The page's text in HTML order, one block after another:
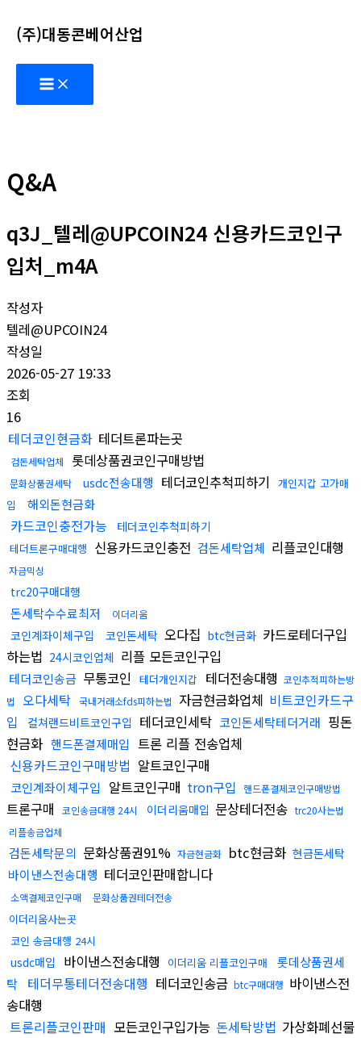
텐
츠
건
기
(주)대동콘베어산업
Main
Menu
Q&A
q3J_텔레@UPCOIN24 신용카드코인구
입처_m4A
작성자
텔레@UPCOIN24
작성일
2026-05-27 19:33
조회
16
테더코인현금화 테더트론파는곳
검돈세탁업체 롯데상품권코인구매방법
문화상품권세탁 usdc전송대행 테더코인추척피하기
개인지갑 고가매
입
해외돈현금화
카드코인충전가능 테더코인추척피하기
테더트론구매대행 신용카드코인충전 검돈세탁업체 리플코인대행
자금믹싱
trc20구매대행
돈세탁수수료최저 이더리움
코인계좌이체구입 코인돈세탁 오다집 btc현금화 카드로테더구입
하는법 24시코인업체 리플 모든코인구입
테더코인송금 무통코인 테더개인지갑 테더전송대행 코인추적피하는방
법
오다세탁 국내거래소fds피하는법 자금현금화업체 비트코인카드구
입
컬쳐랜드비트코인구입 테더코인세탁 코인돈세탁테더거래 핑돈
현금화 핸드폰결제매입 트론 리플 전송업체
신용카드코인구매방법 알트코인구매
코인계좌이체구입 알트코인구매 tron구입 핸드폰결제코인구매방법
트론구매 코인송금대행 24시 이더리움매입 문상테더전송 trc20사는법
리플송금업체
검돈세탁문의 문화상품권91% 자금현금화 btc현금화 현금돈세탁
바이낸스전송대행 테더코인판매합니다
소액결제코인구매 문화상품권테더전송
이더리움사는곳
코인 송금대행 24시
usdc매입 바이낸스전송대행 이더리움 리플코인구매
롯데상품권세
탁
테더무통테더전송대행 테더코인송금 btc구매대행 바이낸스전
송대행
트론리플코인판매 모든코인구입가능 돈세탁방법 가상화폐선물